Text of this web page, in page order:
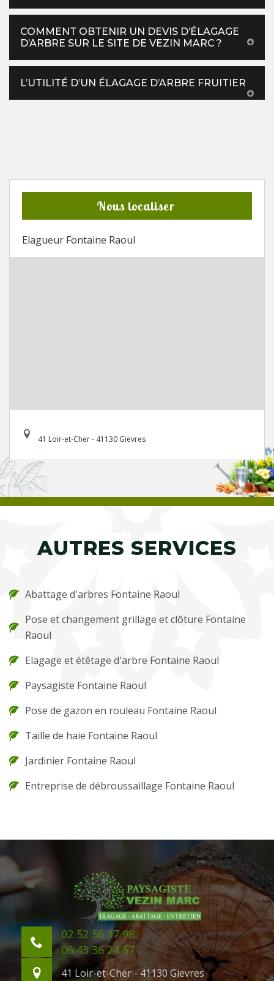
COMMENT OBTENIR UN DEVIS D’ÉLAGAGE
D’ARBRE SUR LE SITE DE VEZIN MARC ?
L’UTILITÉ D’UN ÉLAGAGE D’ARBRE FRUITIER
Nous localiser
Elagueur Fontaine Raoul
41 Loir-et-Cher - 41130 Gievres
AUTRES SERVICES
Abattage d'arbres Fontaine Raoul
Pose et changement grillage et clôture Fontaine
Raoul
Elagage et étêtage d'arbre Fontaine Raoul
Paysagiste Fontaine Raoul
Pose de gazon en rouleau Fontaine Raoul
Taille de haie Fontaine Raoul
Jardinier Fontaine Raoul
Entreprise de débroussaillage Fontaine Raoul
02 52 56 17 98
06 43 36 24 57
41 Loir-et-Cher - 41130 Gievres